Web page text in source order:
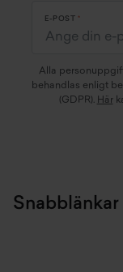
E-POST
Alla
behandlas enligt
(GDPR). Här
Snabblänkar